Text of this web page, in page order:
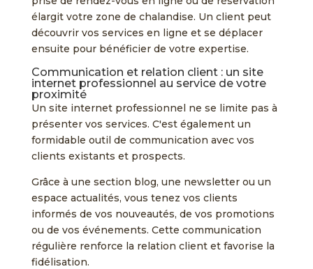
élargit votre zone de chalandise. Un client peut
découvrir vos services en ligne et se déplacer
ensuite pour bénéficier de votre expertise.
Communication et relation client : un site
internet professionnel au service de votre
proximité
Un site internet professionnel ne se limite pas à
présenter vos services. C'est également un
formidable outil de communication avec vos
clients existants et prospects.
Grâce à une section blog, une newsletter ou un
espace actualités, vous tenez vos clients
informés de vos nouveautés, de vos promotions
ou de vos événements. Cette communication
régulière renforce la relation client et favorise la
fidélisation.